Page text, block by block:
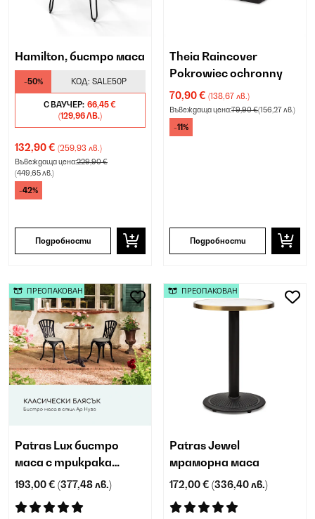
Hamilton, бистро маса
-50% КОД: SALE50P
С ВАУЧЕР: 66,45 €
(129,96 ЛВ.)
132,90 € (259,93 лв.)
Въвеждаща цена:229,90 €
(449,65 лв.)
-42%
Подробности
Theia Raincover
Pokrowiec ochronny
70,90 € (138,67 лв.)
Въвеждаща цена:79,90 €(156,27 лв.)
-11%
Подробности
Patras Lux бистро
маса с трикрака
стойка
193,00 € (377,48 лв.)
ПРЕОПАКОВАН
Patras Jewel
мраморна маса
172,00 € (336,40 лв.)
ПРЕОПАКОВАН